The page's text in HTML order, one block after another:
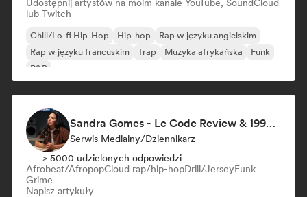
Udostępnij artystów na moim kanale YouTube, SoundCloud
lub Twitch
Chill/Lo-fi Hip-Hop Hip-hop
Rap w języku angielskim
Rap w języku francuskim
Trap Muzyka afrykańska
Funk
R&B
Sandra Gomes - Le Code Review & 1993initiales
Serwis Medialny/Dziennikarz
> 5000 udzielonych odpowiedzi
Afrobeat/AfropopCloud rap/hip-hopDrill/JerseyFunk
Grime
Napisz artykuły